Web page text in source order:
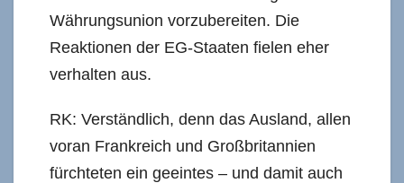
Währungsunion vorzubereiten. Die
Reaktionen der EG-Staaten fielen eher
verhalten aus.
RK: Verständlich, denn das Ausland, allen
voran Frankreich und Großbritannien
fürchteten ein geeintes – und damit auch